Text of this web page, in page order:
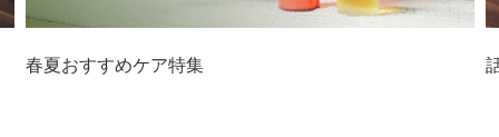
春夏おすすめケア特集